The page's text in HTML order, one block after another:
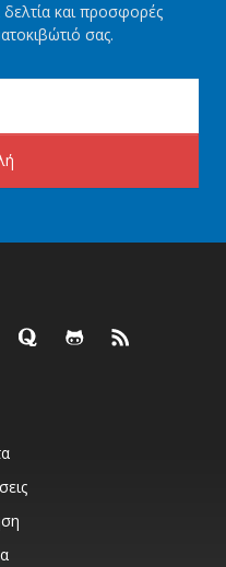
δελτία και προσφορές
σας.